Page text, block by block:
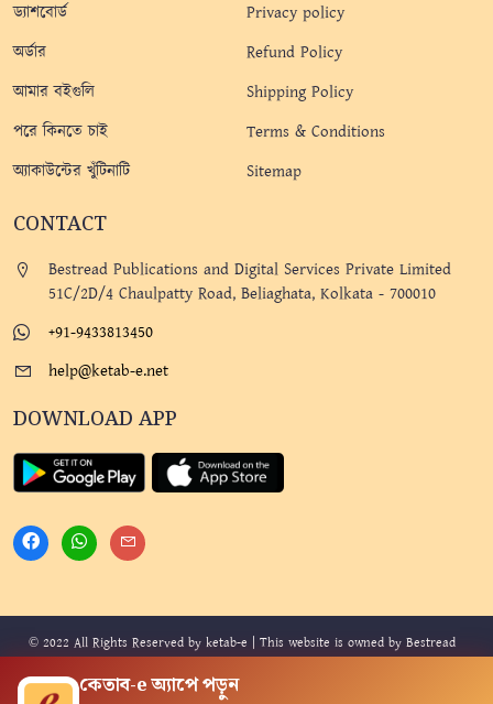
ড্যাশবোর্ড
অর্ডার
আমার বইগুলি
পরে কিনতে চাই
অ্যাকাউন্টের খুঁটিনাটি
Privacy policy
Refund Policy
Shipping Policy
Terms & Conditions
Sitemap
CONTACT
Bestread Publications and Digital Services Private Limited
51C/2D/4 Chaulpatty Road, Beliaghata, Kolkata - 700010
+91-9433813450
help@ketab-e.net
DOWNLOAD APP
© 2022 All Rights Reserved by ketab-e | This website is owned by Bestread
Developed By
কেতাব-e অ্যাপে পড়ুন